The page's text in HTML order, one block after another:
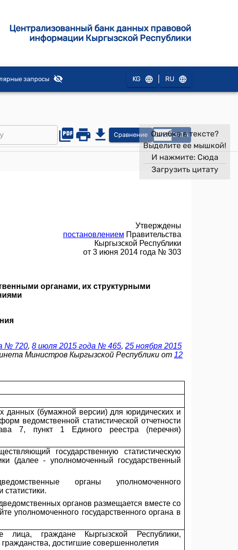
Централизованный банк данных правовой
информации Кыргызской Республики
запросы KG RU
Сравнение OPEN DATA
Ошибка в тексте?
Выделите ее мышкой!
И нажмите: Сюда
Загрузить цитату